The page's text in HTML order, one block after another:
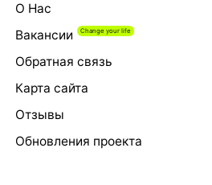
О Нас
Вакансии
Обратная связь
Карта сайта
Отзывы
Обновления проекта